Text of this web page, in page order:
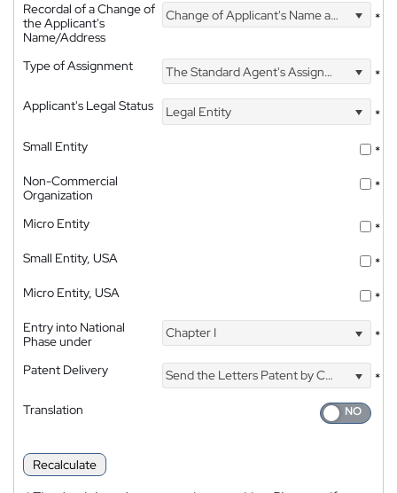
Recordal of a Change of
the Applicant's
Name/Address
Change of Applicant's Name and Address *
Type of Assignment The Standard Agent's Assignment
*
Applicant's Legal Status
Legal Entity
*
Small Entity
*
Non-Commercial
Organization
*
Micro Entity
*
Small Entity, USA
*
Micro Entity, USA
*
Entry into National
Phase under
Chapter I *
Patent Delivery Send the Letters Patent by Courier
*
Translation
Recalculate